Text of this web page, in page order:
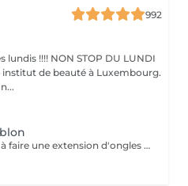
992
lundis !!!! NON STOP DU LUNDI
La pose de chablons consiste à faire une extension d'ongles en gel, sans avoir recours aux capsules. Prestation un peu plus longue que les capsules mais tres tres jolie :)